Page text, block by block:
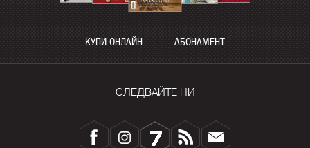
КУПИ ОНЛАЙН АБОНАМЕНТ
СЛЕДВАЙТЕ НИ